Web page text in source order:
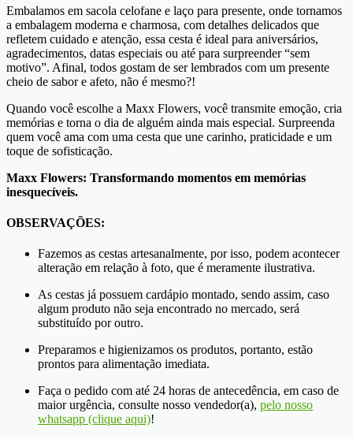
Embalamos em sacola celofane e laço para presente, onde tornamos
a embalagem moderna e charmosa, com detalhes delicados que
refletem cuidado e atenção, essa cesta é ideal para aniversários,
agradecimentos, datas especiais ou até para surpreender “sem
motivo”. Afinal, todos gostam de ser lembrados com um presente
cheio de sabor e afeto, não é mesmo?!
Quando você escolhe a Maxx Flowers, você transmite emoção, cria
memórias e torna o dia de alguém ainda mais especial. Surpreenda
quem você ama com uma cesta que une carinho, praticidade e um
toque de sofisticação.
Maxx Flowers: Transformando momentos em memórias
inesquecíveis.
OBSERVAÇÕES:
Fazemos as cestas artesanalmente, por isso, podem acontecer
alteração em relação à foto, que é meramente ilustrativa.
As cestas já possuem cardápio montado, sendo assim, caso
algum produto não seja encontrado no mercado, será
substituído por outro.
Preparamos e higienizamos os produtos, portanto, estão
prontos para alimentação imediata.
Faça o pedido com até 24 horas de antecedência, em caso de
maior urgência, consulte nosso vendedor(a), pelo nosso
whatsapp (clique aqui)!